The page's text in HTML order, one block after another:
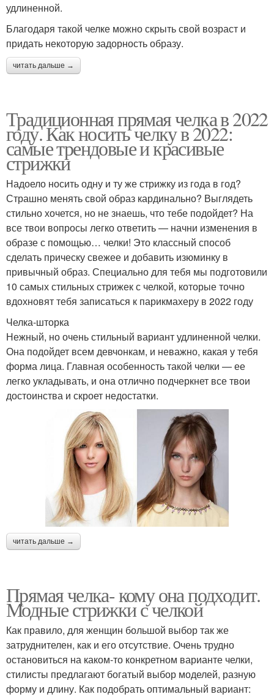
удлиненной.
Благодаря такой челке можно скрыть свой возраст и
придать некоторую задорность образу.
читать дальше →
Традиционная прямая челка в 2022
году. Как носить челку в 2022:
самые трендовые и красивые
стрижки
Надоело носить одну и ту же стрижку из года в год?
Страшно менять свой образ кардинально? Выглядеть
стильно хочется, но не знаешь, что тебе подойдет? На
все твои вопросы легко ответить — начни изменения в
образе с помощью… челки! Это классный способ
сделать прическу свежее и добавить изюминку в
привычный образ. Специально для тебя мы подготовили
10 самых стильных стрижек с челкой, которые точно
вдохновят тебя записаться к парикмахеру в 2022 году
Челка-шторка
Нежный, но очень стильный вариант удлиненной челки.
Она подойдет всем девчонкам, и неважно, какая у тебя
форма лица. Главная особенность такой челки — ее
легко укладывать, и она отлично подчеркнет все твои
достоинства и скроет недостатки.
читать дальше →
Прямая челка- кому она подходит.
Модные стрижки с челкой
Как правило, для женщин большой выбор так же
затруднителен, как и его отсутствие. Очень трудно
остановиться на каком-то конкретном варианте челки,
стилисты предлагают богатый выбор моделей, разную
форму и длину. Как подобрать оптимальный вариант: